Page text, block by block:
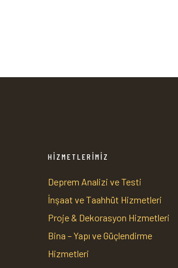
HİZMETLERİMİZ
Deprem Analizi ve Testi
İnşaat ve Taahhüt Hizmetleri
Proje & Dekorasyon Hizmetleri
Bina – Yapı ve Güçlendirme
Hizmetleri